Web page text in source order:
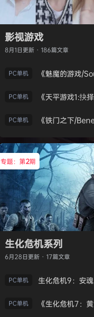
影视游戏
8月1日更新 · 186篇文章
PC单机 《魅魔的游戏/
PC单机
PC单机 《铁门之下/
专题：第2期
生化危机系列
6月28日更新 · 17篇文章
PC单机
PC单机